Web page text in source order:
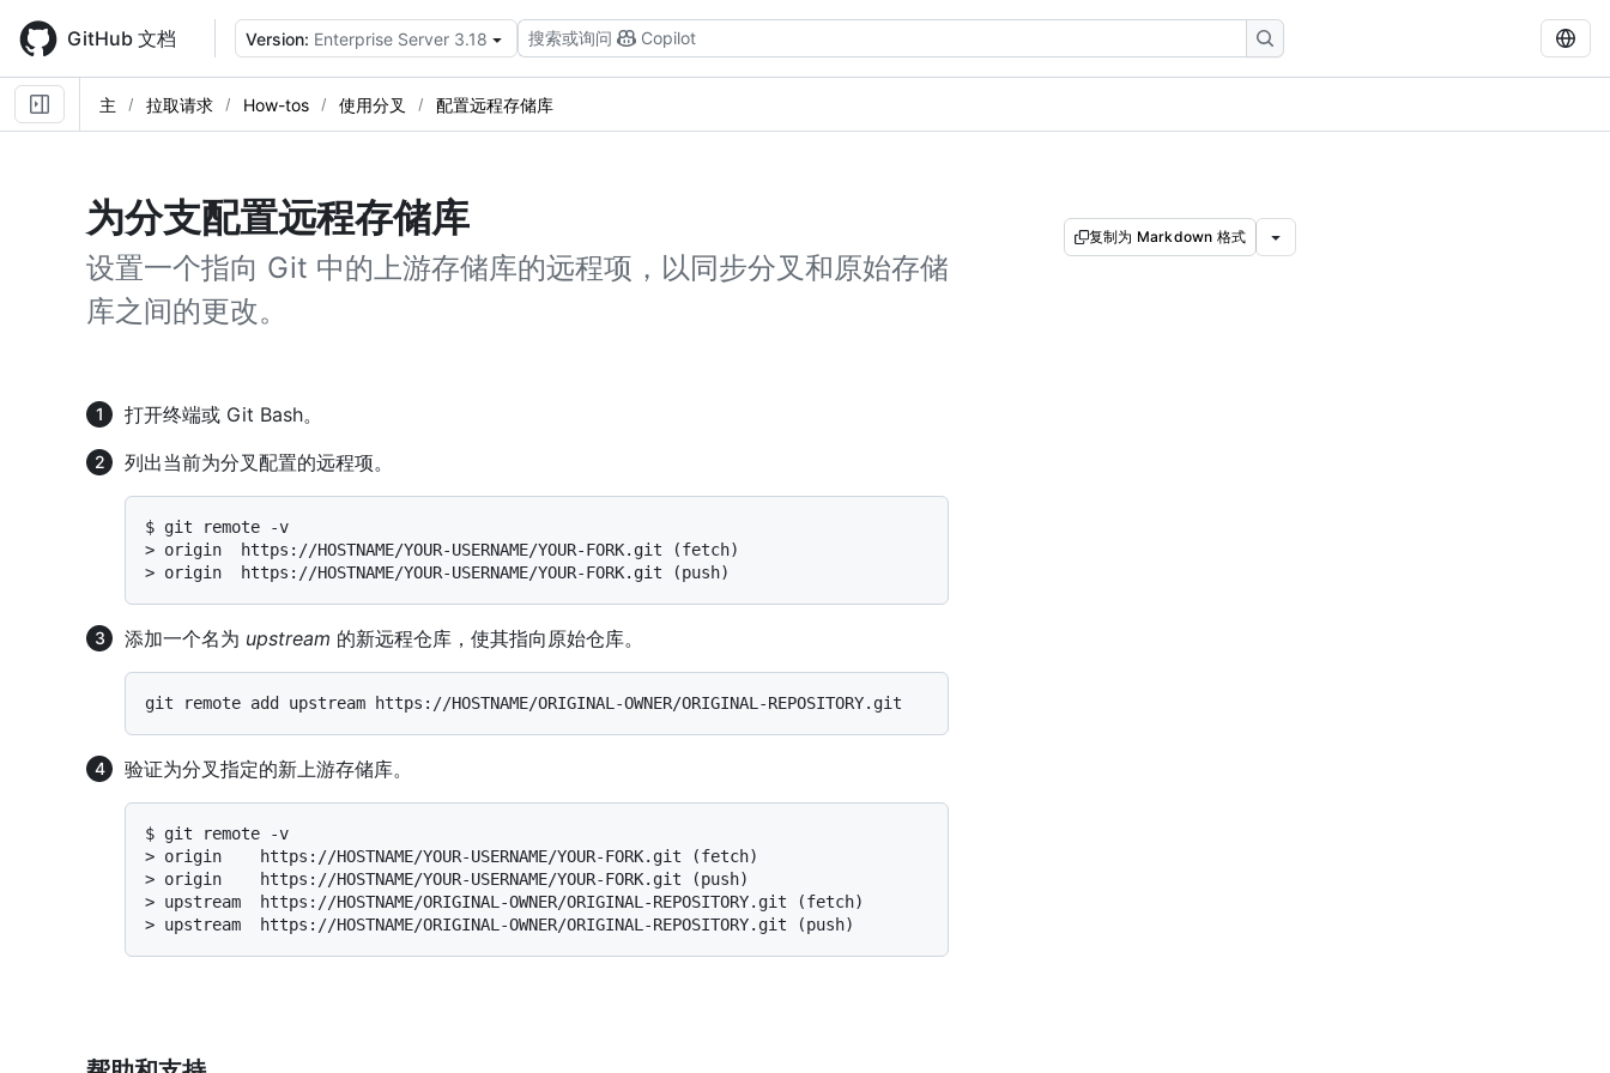
main
content
GitHub 文档 Version: Enterprise Server 3.18 搜索或询问 Copilot
主 拉取请求 How-tos 使用分叉 配置远程存储库
为分支配置远程存储库
设置一个指向 Git 中的上游存储库的远程项，以同步分叉和原始存储
库之间的更改。
复制为 Markdown 格式
打开终端或 Git Bash。
列出当前为分叉配置的远程项。
$ git remote -v
> origin  https://HOSTNAME/YOUR-USERNAME/YOUR-FORK.git (fetch)
> origin  https://HOSTNAME/YOUR-USERNAME/YOUR-FORK.git (push)
添加一个名为 upstream 的新远程仓库，使其指向原始仓库。
验证为分叉指定的新上游存储库。
$ git remote -v
> origin    https://HOSTNAME/YOUR-USERNAME/YOUR-FORK.git (fetch)
> origin    https://HOSTNAME/YOUR-USERNAME/YOUR-FORK.git (push)
> upstream  https://HOSTNAME/ORIGINAL-OWNER/ORIGINAL-REPOSITORY.git (fetch)
> upstream  https://HOSTNAME/ORIGINAL-OWNER/ORIGINAL-REPOSITORY.git (push)